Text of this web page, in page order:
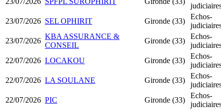
23/07/2026 SEL OPHIRIT Gironde (33)
Echos-
23/07/2026
KBA ASSURANCE &
CONSEIL
Gironde (33)
Echos-
22/07/2026 LOCAKOU Gironde (33)
Echos-
22/07/2026 LA SOULANE Gironde (33)
Echos-
22/07/2026 PIC Gironde (33)
Echos-